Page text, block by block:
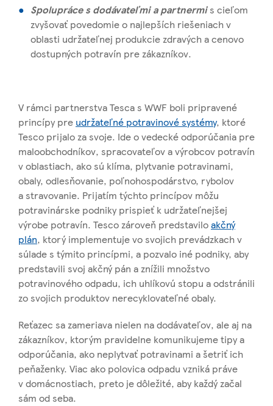
Spolupráce s dodávateľmi a partnermis cieľom
zvyšovať povedomie o najlepších riešeniach v
oblasti udržateľnej produkcie zdravých a cenovo
dostupných potravín pre zákazníkov.
V rámci partnerstva Tesca s WWF boli pripravené
princípy pre udržateľné potravinové systémy, ktoré
Tesco prijalo za svoje. Ide o vedecké odporúčania pre
maloobchodníkov, spracovateľov a výrobcov potravín
v oblastiach, ako sú klíma, plytvanie potravinami,
obaly, odlesňovanie, poľnohospodárstvo, rybolov
a stravovanie. Prijatím týchto princípov môžu
potravinárske podniky prispieť k udržateľnejšej
výrobe potravín. Tesco zároveň predstaviloakčný
plán, ktorý implementuje vo svojich prevádzkach v
súlade s týmito princípmi, a pozvalo iné podniky, aby
predstavili svoj akčný pán a znížili množstvo
potravinového odpadu, ich uhlíkovú stopu a odstránili
zo svojich produktov nerecyklovateľné obaly.
Reťazec sa zameriava nielen na dodávateľov, ale aj na
zákazníkov, ktorým pravidelne komunikujeme tipy a
odporúčania, ako neplytvať potravinami a šetriť ich
peňaženky. Viac ako polovica odpadu vzniká práve
v domácnostiach, preto je dôležité, aby každý začal
sám od seba.